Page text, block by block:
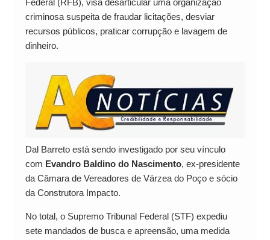
criminosa suspeita de fraudar licitações, desviar
recursos públicos, praticar corrupção e lavagem de
dinheiro.
Dal Barreto está sendo investigado por seu vínculo
com Evandro Baldino do Nascimento, ex-presidente
da Câmara de Vereadores de Várzea do Poço e sócio
da Construtora Impacto.
No total, o Supremo Tribunal Federal (STF) expediu
sete mandados de busca e apreensão, uma medida